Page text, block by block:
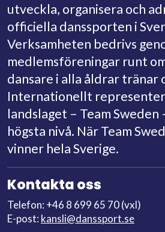
utveckla, organisera och
officiella danssporten i
Verksamheten bedrivs
medlemsföreningar runt
dansare i alla åldrar tränar
Internationellt
landslaget – Team Sweden
högsta nivå. När Team
vinner hela Sverige.
Kontakta oss
Telefon: +46 8 699 65 70 (vxl)
E-post: kansli@danssport.se